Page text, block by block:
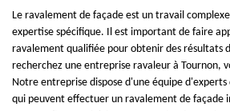
Le ravalement de façade est un travail
expertise spécifique. Il est important de faire
ravalement qualifiée pour obtenir des résultats
recherchez une entreprise ravaleur à Tournon,
Notre entreprise dispose d'une équipe
qui peuvent effectuer un ravalement de façade